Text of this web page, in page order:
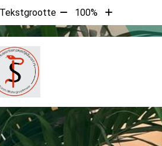
Tekstgrootte Tekst
verkleinen
met
100%
Tekst
vergroten
met